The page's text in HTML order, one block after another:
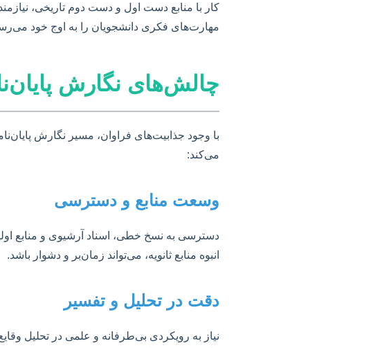
کار با منابع دست اول و دست دوم تاریخی،
مهارت‌های فکری دانشجویان را به اوج خود
چالش‌های نگارش
با وجود جذابیت‌های فراوان، مسیر نگارش
می‌کند:
وسعت منابع و دسترسی
دسترسی به نسخ خطی، اسناد آرشیوی و منابع
انبوه منابع ثانویه، می‌تواند زمان‌بر و دشوار باشد.
دقت در تحلیل و تفسیر
نیاز به رویکردی بی‌طرفانه و علمی در تحلیل